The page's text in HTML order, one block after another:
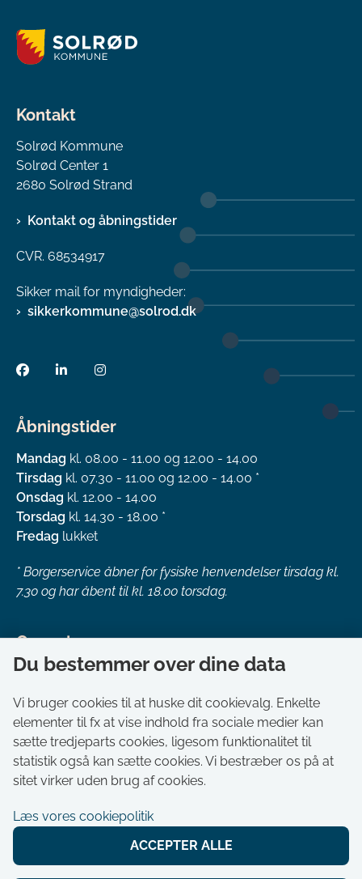
Kontakt
Solrød Kommune
Solrød Center 1
2680 Solrød Strand
Kontakt og åbningstider
CVR. 68534917
Sikker mail for myndigheder:
sikkerkommune@solrod.dk
Åbningstider
Mandag kl. 08.00 - 11.00 og 12.00 - 14.00
Tirsdag kl. 07.30 - 11.00 og 12.00 - 14.00 *
Onsdag kl. 12.00 - 14.00
Torsdag kl. 14.30 - 18.00 *
Fredag lukket
* Borgerservice åbner for fysiske henvendelser tirsdag kl.
7.30 og har åbent til kl. 18.00 torsdag.
Genveje
Om kommunen
Aktuelt
Akut hjælp
Bestil tid i Borgerservice
Ledige stillinger
Selvbetjening
Du bestemmer over dine data
Vi bruger cookies til at huske dit cookievalg. Enkelte
elementer til fx at vise indhold fra sociale medier kan
sætte tredjeparts cookies, ligesom funktionalitet til
statistik også kan sætte cookies. Vi bestræber os på at
sitet virker uden brug af cookies.
Læs vores cookiepolitik
ACCEPTER ALLE